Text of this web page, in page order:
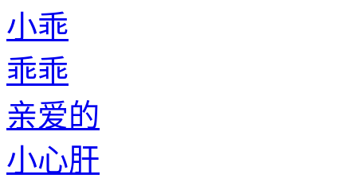
小乖
乖乖
亲爱的
小心肝